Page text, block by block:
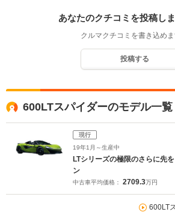
あなたのクチコミを投稿し
クルマクチコミを書き込めま
投稿する
600LTスパイダーのモデル一覧
現行
19年1月～生産中
LTシリーズの極限のさらに先
ン
中古車平均価格： 2709.3万円
600LT